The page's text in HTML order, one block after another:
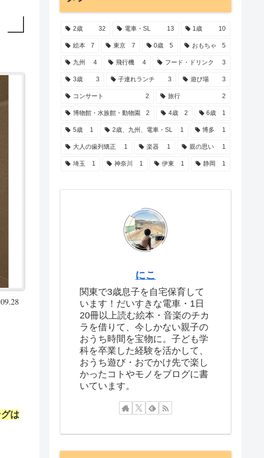
は
2歳 32 電車・SL 13 1歳 10
絵本 7 東京 7 0歳 5 おもちゃ 5
九州 4 飛行機 4 フード・ドリンク 3
3歳 3 子連れランチ 3 遊び場 3
コンサート 2 旅行 2
博物館・水族館・動物園 2 4歳 2 6歳 1
5歳 1 2歳、九州、電車・SL 1 博多 1
大人の歯列矯正 1 楽器 1 親の思い 1
埼玉 1 神奈川 1 伊東 1 静岡 1
にこ
関東で3歳息子を自宅保育して
います！だいすきな電車・1日
20冊以上読む絵本・音楽のチカ
ラを借りて、今しかない親子の
おうち時間を宝物に。子ども学
科を卒業した経験を活かして、
おうち遊び・おでかけ先で楽し
かったコトやモノをブログに書
いています。